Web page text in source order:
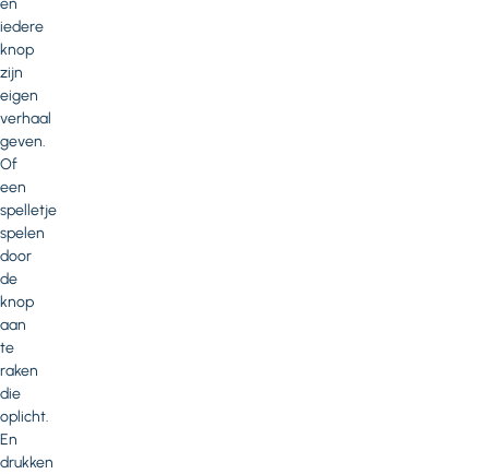
iedere
knop
zijn
eigen
verhaal
geven.
Of
een
spelletje
spelen
door
de
knop
aan
te
raken
die
oplicht.
En
drukken